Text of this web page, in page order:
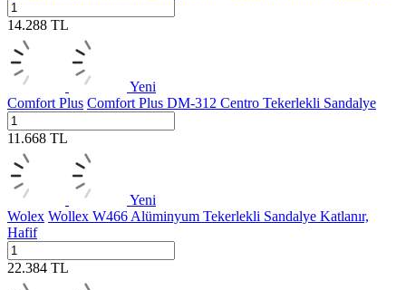
14.288 TL
Yeni
Comfort Plus Comfort Plus DM-312 Centro Tekerlekli Sandalye
11.668 TL
Yeni
Wolex Wollex W466 Alüminyum Tekerlekli Sandalye Katlanır,
Hafif
22.384 TL